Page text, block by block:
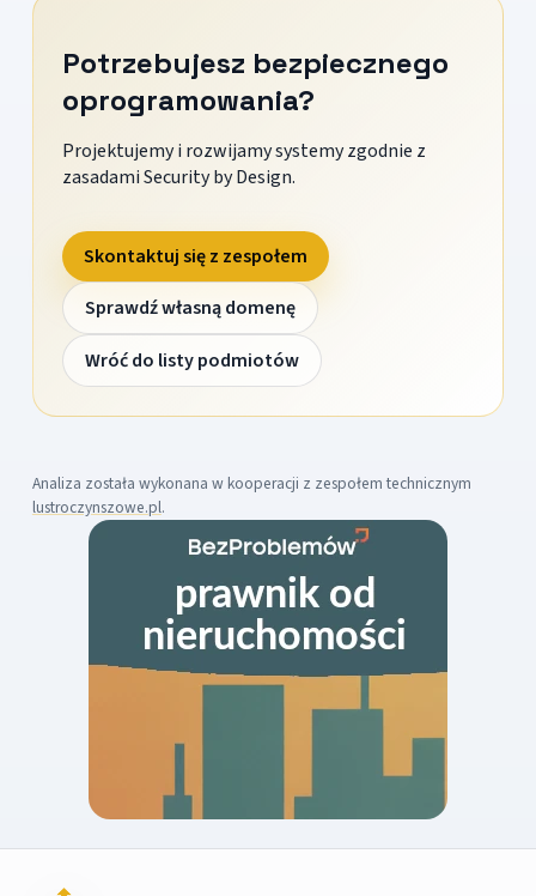
Potrzebujesz bezpiecznego
oprogramowania?
Projektujemy i rozwijamy systemy zgodnie z
zasadami Security by Design.
Skontaktuj się z zespołem
Sprawdź własną domenę
Wróć do listy podmiotów
Analiza została wykonana w kooperacji z zespołem technicznym
lustroczynszowe.pl.